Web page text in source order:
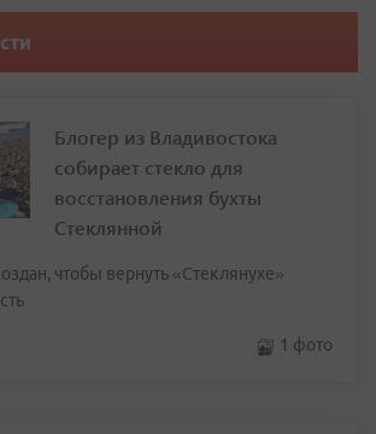
Блогер из Владивостока
собирает стекло для
восстановления бухты
Стеклянной
чтобы вернуть «Стеклянухе»
1 фото